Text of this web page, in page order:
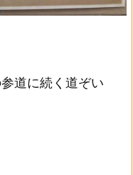
道に続く道ぞい